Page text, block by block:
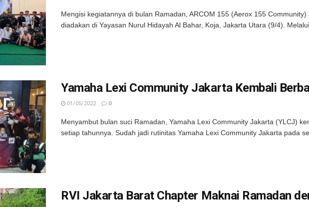
Mengisi kegiatannya di bulan Ramadan, ARCOM 155 (Aerox 155
diadakan di Yayasan Nurul Hidayah Al Bahar, Koja, Jakarta Utara (9/4). Melalui
Yamaha Lexi Community Jakarta Kembali
01/05/2022 0
Menyambut bulan suci Ramadan, Yamaha Lexi Community Jakarta (YLCJ)
setiap tahunnya. Sudah jadi rutinitas Yamaha Lexi Community Jakarta pada
RVI Jakarta Barat Chapter Maknai Ramadan